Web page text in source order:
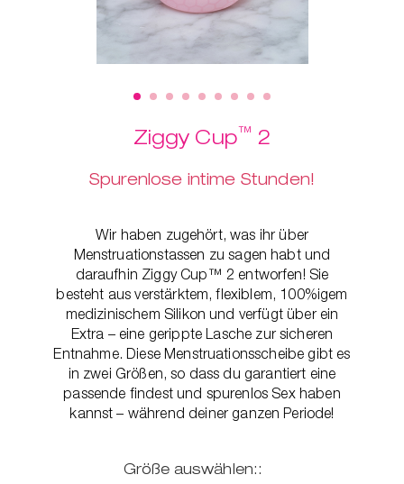
Ziggy Cup™ 2
Spurenlose intime Stunden!
Wir haben zugehört, was ihr über
Menstruationstassen zu sagen habt und
daraufhin Ziggy Cup™ 2 entworfen! Sie
besteht aus verstärktem, flexiblem, 100%igem
medizinischem Silikon und verfügt über ein
Extra – eine gerippte Lasche zur sicheren
Entnahme. Diese Menstruationsscheibe gibt es
in zwei Größen, so dass du garantiert eine
passende findest und spurenlos Sex haben
kannst – während deiner ganzen Periode!
Größe auswählen::